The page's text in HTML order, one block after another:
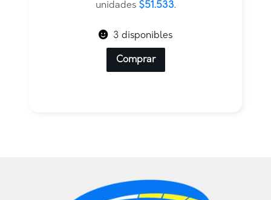
unidades $51.533.
3 disponibles
Comprar